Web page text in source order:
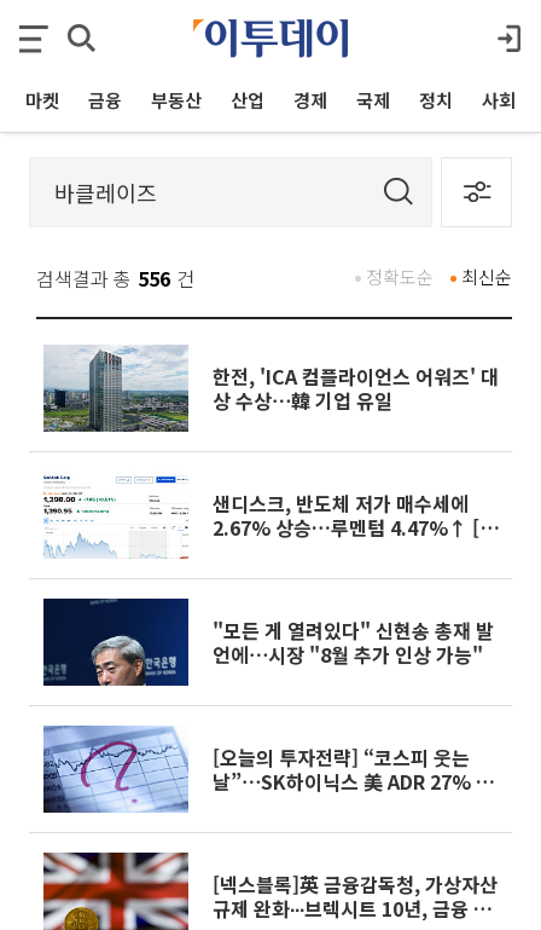
마켓 금융 부동산 산업 경제 국제 정치 사회
검색결과 총 556 건 최신순
정확도순
한전, 'ICA 컴플라이언스 어워즈' 대
상 수상⋯韓 기업 유일
샌디스크, 반도체 저가 매수세에
2.67% 상승…루멘텀 4.47%↑ [뉴
"모든 게 열려있다" 신현송 총재 발
언에⋯시장 "8월 추가 인상 가능"
[오늘의 투자전략] “코스피 웃는
날”⋯SK하이닉스 美 ADR 27% 폭
[넥스블록]英 금융감독청, 가상자산
규제 완화∙∙∙브렉시트 10년, 금융 경